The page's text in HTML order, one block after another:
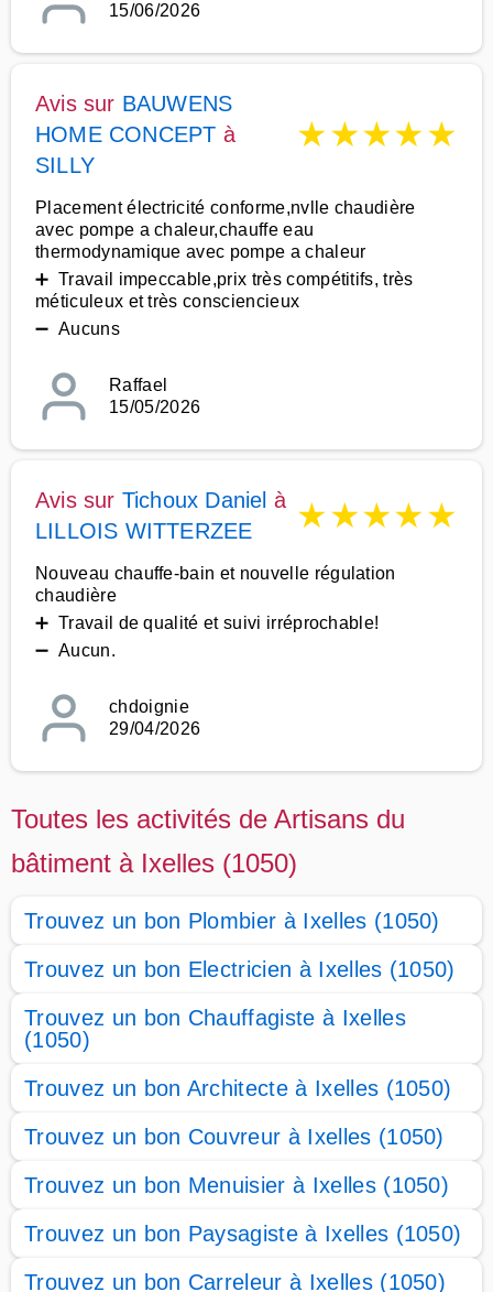
15/06/2026
Avis sur BAUWENS
HOME CONCEPT à
SILLY
★★★★★
Placement électricité conforme,nvlle chaudière
avec pompe a chaleur,chauffe eau
thermodynamique avec pompe a chaleur
➕ Travail impeccable,prix très compétitifs, très
méticuleux et très consciencieux
➖ Aucuns
Raffael
15/05/2026
Avis sur Tichoux Daniel à
LILLOIS WITTERZEE
★★★★★
Nouveau chauffe-bain et nouvelle régulation
chaudière
➕ Travail de qualité et suivi irréprochable!
➖ Aucun.
chdoignie
29/04/2026
Toutes les activités de Artisans du
bâtiment à Ixelles (1050)
Trouvez un bon Plombier à Ixelles (1050)
Trouvez un bon Electricien à Ixelles (1050)
Trouvez un bon Chauffagiste à Ixelles
(1050)
Trouvez un bon Architecte à Ixelles (1050)
Trouvez un bon Couvreur à Ixelles (1050)
Trouvez un bon Menuisier à Ixelles (1050)
Trouvez un bon Paysagiste à Ixelles (1050)
Trouvez un bon Carreleur à Ixelles (1050)